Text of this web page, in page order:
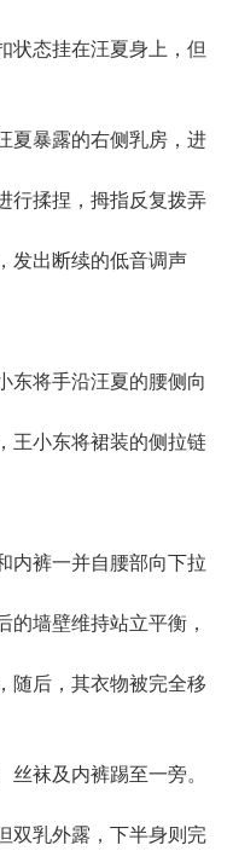
状态挂在汪夏身上，但
暴露的右侧乳房，进
行揉捏，拇指反复拨弄
发出断续的低音调声
将手沿汪夏的腰侧向
王小东将裙装的侧拉链
裤一并自腰部向下拉
的墙壁维持站立平衡，
随后，其衣物被完全移
袜及内裤踢至一旁。
双乳外露，下半身则完